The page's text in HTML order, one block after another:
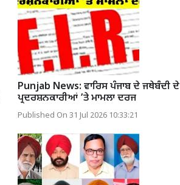
Punjab News: ਵਾਰਿਸ ਪੰਜਾਬ ਦੇ ਜਥੇਬੰਦੀ ਦੇ
ਪ੍ਰਦਰਸ਼ਨਕਾਰੀਆਂ ’ਤੇ ਮਾਮਲਾ ਦਰਜ
Published On 31 Jul 2026 10:33:21